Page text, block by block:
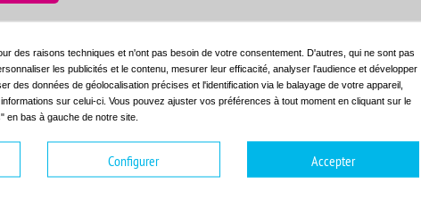
le moteur de recherche ci-dessous:
Choisir le modèle
des raisons techniques et n'ont pas besoin de votre consentement. D'autres, qui ne sont pas
les publicités et le contenu, mesurer leur efficacité, analyser l'audience et développer
des données de géolocalisation précises et l'identification via le balayage de votre appareil,
sur celui-ci. Vous pouvez ajuster vos préférences à tout moment en cliquant sur le
en bas à gauche de notre site.
Configurer Accepter